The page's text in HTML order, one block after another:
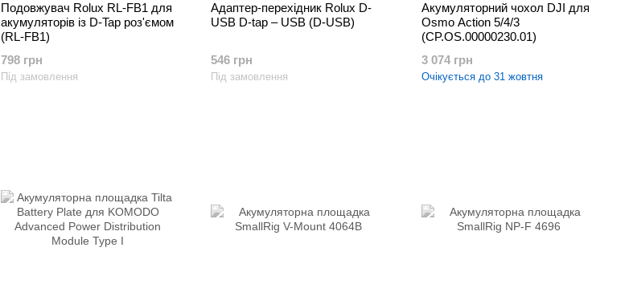
Подовжувач Rolux RL-FB1 для
акумуляторів із D-Tap роз'ємом
(RL-FB1)
798 грн
Під замовлення
Адаптер-перехідник Rolux D-
USB D-tap – USB (D-USB)
546 грн
Під замовлення
Акумуляторний чохол DJI для
Osmo Action 5/4/3
(CP.OS.00000230.01)
3 074 грн
Очікується до 31 жовтня